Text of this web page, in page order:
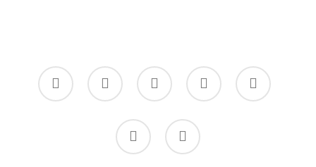
facebook
google-
plus
instagram whatsapp tiktok
phone email